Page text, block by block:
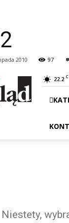
2010 97